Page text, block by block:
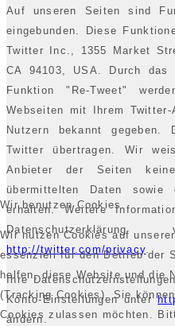
Auf unseren Seiten sind
eingebunden. Diese
Twitter Inc., 1355 Market
CA 94103, USA. Durch
Funktion "Re-Tweet"
Webseiten mit Ihrem
Nutzern bekannt gegeben.
Twitter übertragen. Wir
Anbieter der Seiten
übermittelten Daten sowie
erhalten. Weitere
http://twitter.com/privacy.
Ihre
Konto-Einstellungen unter
ändern.
Wir benutzen Cookies
Wir nutzen Cookies auf
essenziell für den Betrieb der
helfen, diese Website und die
(Tracking Cookies). Sie
Cookies zulassen möchten.